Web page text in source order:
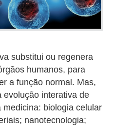
substitui ou regenera
humanos, para
a função normal. Mas,
evolução interativa de
biologia celular
nanotecnologia;